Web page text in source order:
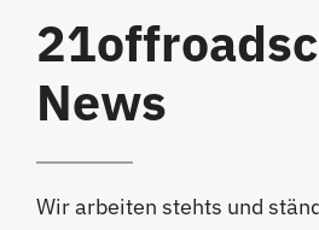
News
Wir arbeiten stehts und